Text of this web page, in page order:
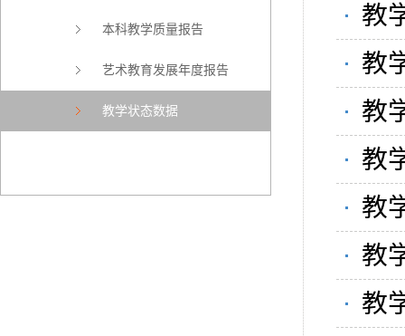
本科教学质量报告
艺术教育发展年度报告
教学状态数据
教
教
教
教
教
教
教